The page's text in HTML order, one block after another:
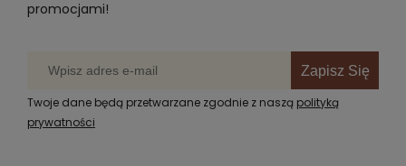
promocjami!
Zapisz Się
Twoje dane będą przetwarzane zgodnie z naszą polityką
prywatności